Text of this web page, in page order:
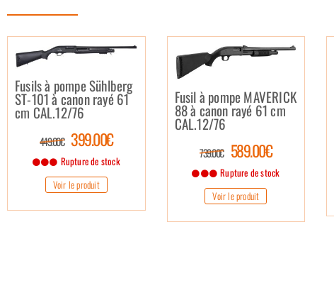
Fusils à pompe Sühlberg
ST-101 à canon rayé 61
cm CAL.12/76
449.00€ 399.00€
Rupture de stock
Voir le produit
Fusil à pompe MAVERICK
88 à canon rayé 61 cm
CAL.12/76
739.00€ 589.00€
Rupture de stock
Voir le produit